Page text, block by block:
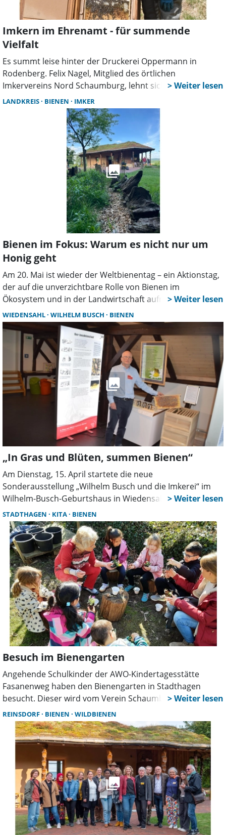
hierzu gerne eingeladen! Für das leibliche Wohl wird
gesorgt sein.
Imkern im Ehrenamt - für summende
Vielfalt
Es summt leise hinter der Druckerei Oppermann in
Rodenberg. Felix Nagel, Mitglied des örtlichen
Imkervereins Nord Schaumburg, lehnt sich über eine
Beute, wie die Bienenkästen im Fachjargon heißen, und
zieht ein Rähmchen hervor. Auf ihm krabbeln dutzende
Arbeiterinnen und auch ein paar Drohnen – geschäftig,
zielstrebig, jede mit einer klaren Aufgabe. „Genau das
fasziniert mich an den Bienen“, so Nagel. „Sie sind perfekt
organisiert, sozial und für unser Ökosystem
LANDKREIS BIENEN IMKER
Bienen im Fokus: Warum es nicht nur um
Honig geht
Am 20. Mai ist wieder der Weltbienentag – ein Aktionstag,
der auf die unverzichtbare Rolle von Bienen im
Ökosystem und in der Landwirtschaft aufmerksam macht.
Der von den Vereinten Nationen ins Leben gerufene
Gedenktag wurde auf das Geburtsdatum von Anton
Janscha gelegt, einem slowenischen Imker und Pionier der
modernen Bienenzucht, der 1734 zur Welt kam.
WIEDENSAHL WILHELM BUSCH BIENEN
„In Gras und Blüten, summen Bienen“
Am Dienstag, 15. April startete die neue
Sonderausstellung „Wilhelm Busch und die Imkerei“ im
Wilhelm-Busch-Geburtshaus in Wiedensahl. Bis zum 1.
März 2026 dreht sich im Obergeschoss des Museums
alles um das Thema Imkerei und was der bekannte
Schriftsteller und Maler damit zu tun hatte.
Museumsleiter Tobias Deterding und der
wissenschaftliche Mitarbeiter Dr. Julia Auringer haben mit
der Sonderausstellung völlig neue Wege beschritten. Das
Projekt ist nach Aussage von Deterding deutlich größer
dimensioniert als die früheren, und als Exponate sind
nicht vorrangig Buschs Werke zu besichtigen.
STADTHAGEN KITA BIENEN
Besuch im Bienengarten
Angehende Schulkinder der AWO-Kindertagesstätte
Fasanenweg haben den Bienengarten in Stadthagen
besucht. Dieser wird vom Verein Schaumburger
Bienenhaus geführt.
REINSDORF BIENEN WILDBIENEN